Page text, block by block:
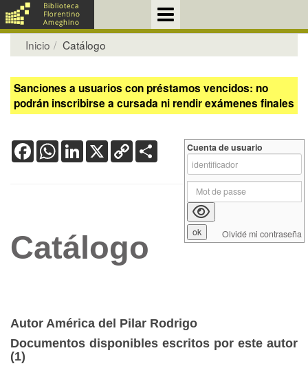
Inicio Catálogo
Sanciones a usuarios con préstamos vencidos: no
podrán inscribirse a cursada ni rendir exámenes finales
FacebookWhatsApp
LinkedIn
X Copy
Link
Catálogo
Autor América del Pilar Rodrigo
Documentos disponibles escritos por este autor
(1)
Cuenta de usuario
Olvidé mi contraseña